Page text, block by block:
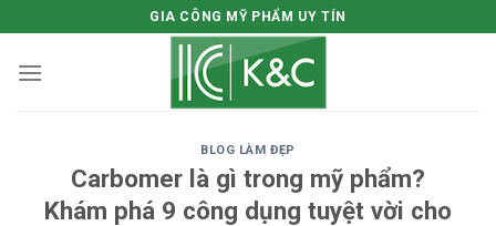
to
content
GIA CÔNG MỸ PHẨM UY TÍN
BLOG LÀM ĐẸP
Carbomer là gì trong mỹ phẩm?
Khám phá 9 công dụng tuyệt vời cho